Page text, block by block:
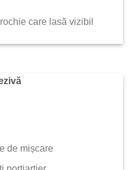
care lasă vizibil
de mișcare